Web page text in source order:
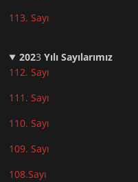
113. Sayı
2023Yılı Sayılarımız
112. Sayı
111. Sayı
110. Sayı
109. Sayı
108.Sayı